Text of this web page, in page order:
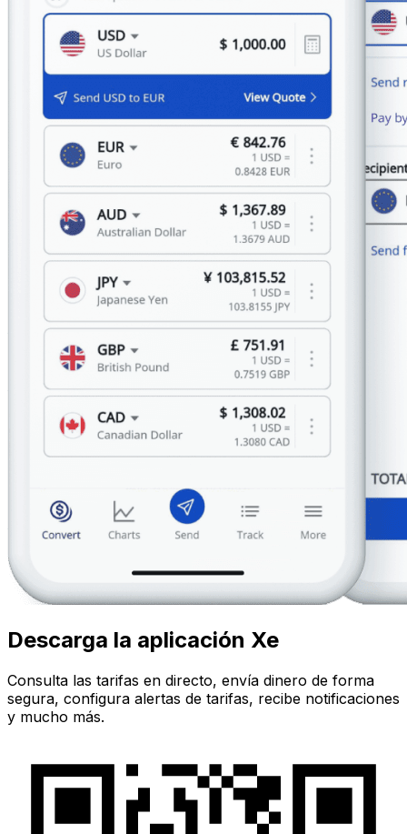
Descarga la aplicación Xe
Consulta las tarifas en directo, envía dinero de forma
segura, configura alertas de tarifas, recibe notificaciones
y mucho más.